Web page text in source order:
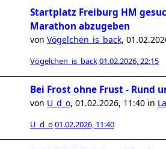
Startplatz Freiburg HM
Marathon abzugeben
von Vögelchen_is_back,
Vögelchen_is_back01.02.2026, 22:15
Bei Frost ohne Frust - Rund
von U_d_o, 01.02.2026, 11:40 in
U_d_o01.02.2026, 11:40